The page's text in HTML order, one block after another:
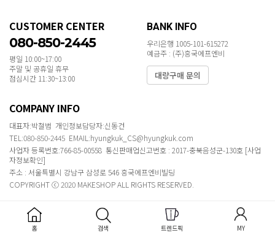
CUSTOMER CENTER
080-850-2445
평일 10:00~17:00
주말 및 공휴일 휴무
점심시간 11:30~13:00
BANK INFO
우리은행 1005-101-615272
예금주 : (주)흥국에프엔비
대량구매 문의
COMPANY INFO
대표자:박철범 개인정보담당자:신동건
TEL:080-850-2445 EMAIL:hyungkuk_CS@hyungkuk.com
사업자 등록번호:766-85-00558 통신판매업신고번호 : 2017-충북음성군-130호 [사업
자정보확인]
주소 : 서울특별시 강남구 삼성로 546 흥국에프엔비빌딩
COPYRIGHT ⓒ 2020 MAKESHOP ALL RIGHTS RESERVED.
홈 검색 트렌드픽 MY